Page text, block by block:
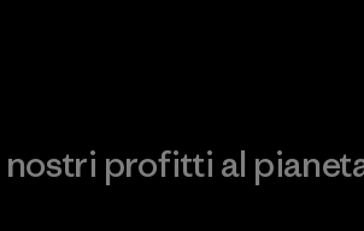
profitti al